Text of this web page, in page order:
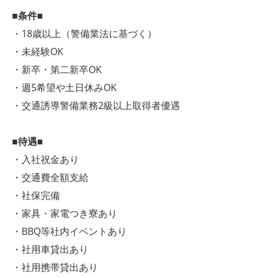
■条件■
・18歳以上（警備業法に基づく）
・未経験OK
・新卒・第二新卒OK
・週5希望や土日休みOK
・交通誘導警備業務2級以上取得者優遇
■待遇■
・入社祝金あり
・交通費全額支給
・社保完備
・家具・家電つき寮あり
・BBQ等社内イベントあり
・社用車貸出あり
・社用携帯貸出あり